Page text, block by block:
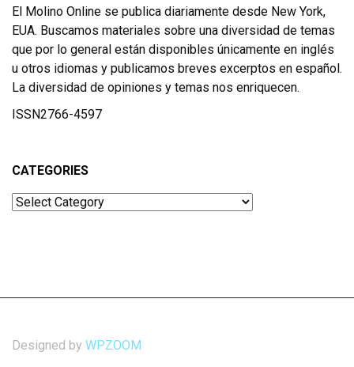
El Molino Online se publica diariamente desde New York,
EUA. Buscamos materiales sobre una diversidad de temas
que por lo general están disponibles únicamente en inglés
u otros idiomas y publicamos breves excerptos en español.
La diversidad de opiniones y temas nos enriquecen.
ISSN2766-4597
CATEGORIES
Categories
Designed by WPZOOM